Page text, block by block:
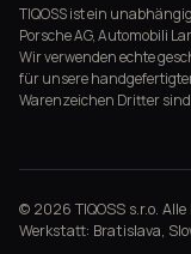
TIQOSS ist ein
Porsche AG, Automobili
Wir verwenden echte
für unsere
Warenzeichen Dritter
© 2026 TIQOSS s.r.o.
Werkstatt: Bratislava,